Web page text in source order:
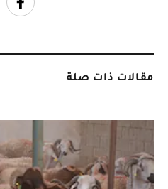
مقالات ذات صلة